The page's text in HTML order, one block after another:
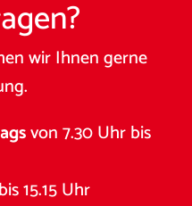
wir Ihnen gerne
von 7.30 Uhr bis
15.15 Uhr